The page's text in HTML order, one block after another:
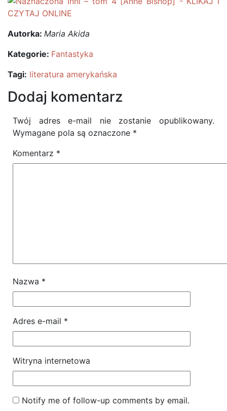
Autorka: Maria Akida
Kategorie: Fantastyka
Tagi: literatura amerykańska
Dodaj komentarz
Twój adres e-mail nie zostanie opublikowany.
Wymagane pola są oznaczone *
Komentarz *
Nazwa *
Adres e-mail *
Witryna internetowa
Notify me of follow-up comments by email.